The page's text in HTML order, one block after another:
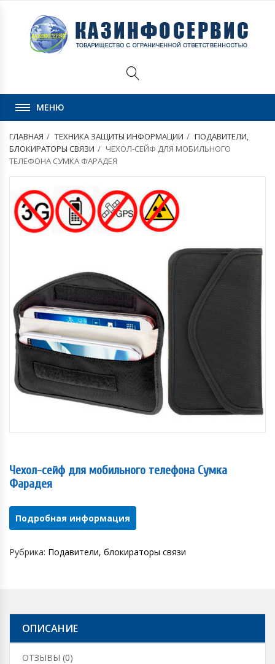
МЕНЮ
ГЛАВНАЯ ТЕХНИКА ЗАЩИТЫ ИНФОРМАЦИИ
ПОДАВИТЕЛИ,
БЛОКИРАТОРЫ СВЯЗИ
ЧЕХОЛ-СЕЙФ ДЛЯ МОБИЛЬНОГО
ТЕЛЕФОНА СУМКА ФАРАДЕЯ
Чехол-сейф для мобильного телефона Сумка
Фарадея
Подробная информация
Рубрика: Подавители, блокираторы связи
ОПИСАНИЕ
ОТЗЫВЫ (0)